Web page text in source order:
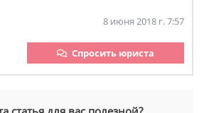
8 июня 2018 г. 7:57
Спросить юриста